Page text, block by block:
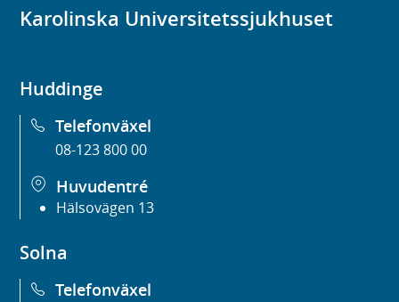
Karolinska Universitetssjukhuset
Huddinge
Telefonväxel
08-123 800 00
Huvudentré
Hälsovägen 13
Solna
Telefonväxel